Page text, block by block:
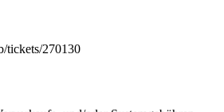
tickets/270130